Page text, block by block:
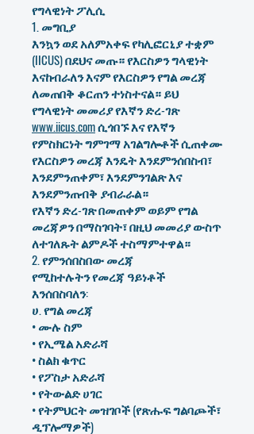
የግላዊነት ፖሊሲ
1. መግቢያ
እንኳን ወደ አለምአቀፍ የካሊፎርኒያ ተቋም
(IICUS) በደህና መጡ። የእርስዎን ግላዊነት
እናከብራለን እናም የእርስዎን የግል መረጃ
ለመጠበቅ ቆርጠን ተነስተናል። ይህ
የግላዊነት መመሪያ የእኛን ድረ-ገጽ
www.iicus.comሲጎበኙ እና የእኛን
የምስክርነት ግምገማ አገልግሎቶች ሲጠቀሙ
የእርስዎን መረጃ እንዴት እንደምንሰበስብ፣
እንደምንጠቀም፣ እንደምንገልጽ እና
እንደምንጠብቅ ያብራራል።
የእኛን ድረ-ገጽ በመጠቀም ወይም የግል
መረጃዎን በማስገባት፣ በዚህ መመሪያ ውስጥ
ለተገለጹት ልምዶች ተስማምተዋል።
2. የምንሰበስበው መረጃ
የሚከተሉትን የመረጃ ዓይነቶች
እንሰበስባለን:
ሀ. የግል መረጃ
• ሙሉ ስም
• የኢሜል አድራሻ
• ስልክ ቁጥር
• የፖስታ አድራሻ
• የትውልድ ሀገር
• የትምህርት መዝገቦች (የጽሑፍ ግልባጮች፣
ዲፕሎማዎች)